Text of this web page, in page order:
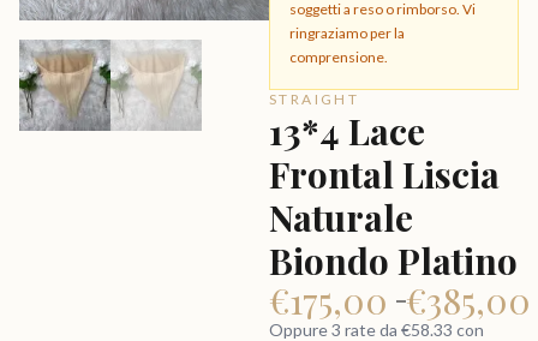
soggetti a reso o rimborso. Vi
ringraziamo per la
comprensione.
STRAIGHT
13*4 Lace
Frontal Liscia
Naturale
Biondo Platino
175,00
€ – 385,00
€
Oppure 3 rate da €58.33 con